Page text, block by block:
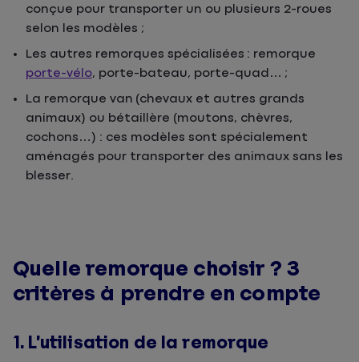
conçue pour transporter un ou plusieurs 2-roues
selon les modèles ;
Les autres remorques spécialisées : remorque
porte-vélo, porte-bateau, porte-quad… ;
La remorque van (chevaux et autres grands
animaux) ou bétaillère (moutons, chèvres,
cochons…) : ces modèles sont spécialement
aménagés pour transporter des animaux sans les
blesser.
Quelle remorque choisir ? 3
critères à prendre en compte
1. L’utilisation de la remorque